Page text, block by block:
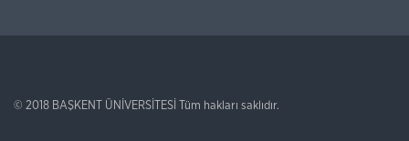
© 2018 BAŞKENT ÜNİVERSİTESİ Tüm hakları saklıdır.